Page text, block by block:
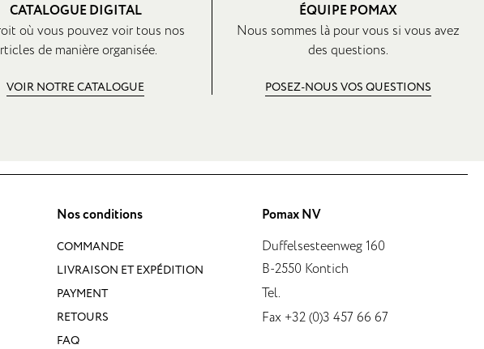
CATALOGUE DIGITAL
où vous pouvez voir tous nos
de manière organisée.
VOIR NOTRE CATALOGUE
ÉQUIPE POMAX
Nous sommes là pour vous si vous avez
des questions.
POSEZ-NOUS VOS QUESTIONS
Nos conditions
COMMANDE
LIVRAISON ET EXPÉDITION
PAYMENT
RETOURS
FAQ
Pomax NV
Duffelsesteenweg 160
B-2550 Kontich
Tel.
Fax +32 (0)3 457 66 67